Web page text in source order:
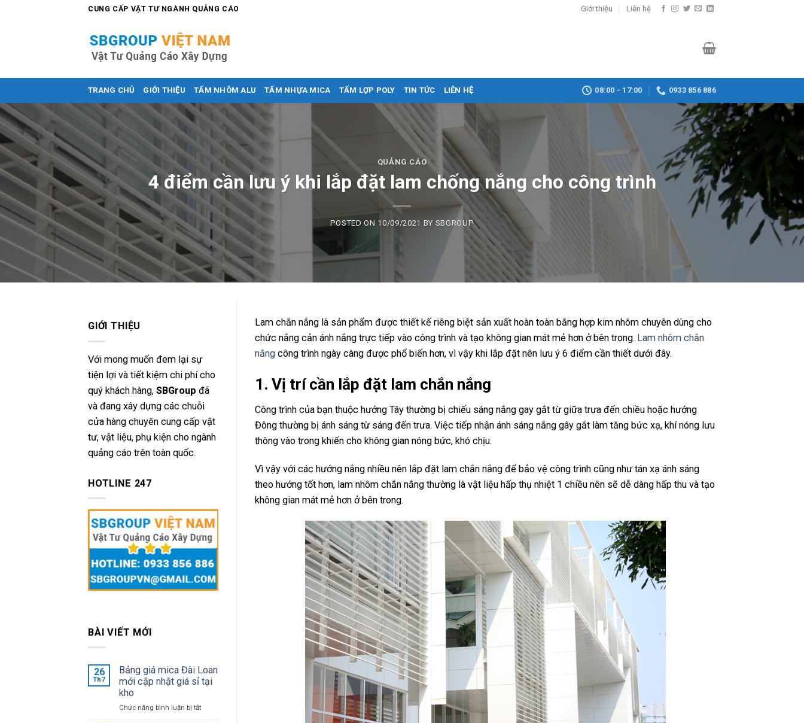
CUNG CẤP VẬT TƯ NGÀNH QUẢNG CÁO Giới thiệu Liên hệ
TRANG CHỦ GIỚI THIỆU TẤM NHÔM ALU TẤM NHỰA MICA TẤM LỢP POLY TIN TỨC LIÊN HỆ 08:00 - 17:00 0933 856 886
QUẢNG CÁO
4 điểm cần lưu ý khi lắp đặt lam chống nắng cho công trình
POSTED ON 10/09/2021 BY SBGROUP
GIỚI THIỆU
Với mong muốn đem lại sự
tiện lợi và tiết kiệm chi phí cho
quý khách hàng, SBGroup đã
và đang xây dựng các chuỗi
cửa hàng chuyên cung cấp vật
tư, vật liệu, phụ kiện cho ngành
quảng cáo trên toàn quốc.
HOTLINE 247
BÀI VIẾT MỚI
26
Th7
Bảng giá mica Đài Loan
mới cập nhật giá sỉ tại
kho
Chức năng bình luận bị tắtở
Lam chắn nắng là sản phẩm được thiết kế riêng biệt sản xuất hoàn toàn bằng hợp kim nhôm chuyên dùng cho
chức nắng cản ánh nắng trực tiếp vào công trình và tạo không gian mát mẻ hơn ở bên trong. Lam nhôm chắn
nắngcông trình ngày càng được phổ biến hơn, vì vậy khi lắp đặt nên lưu ý 6 điểm cần thiết dưới đây.
1. Vị trí cần lắp đặt lam chắn nắng
Công trình của bạn thuộc hướng Tây thường bị chiếu sáng nắng gay gắt từ giữa trưa đến chiều hoặc hướng
Đông thường bị ánh sáng từ sáng đến trưa. Việc tiếp nhận ánh sáng nắng gây gắt làm tăng bức xạ, khí nóng lưu
thông vào trong khiến cho không gian nóng bức, khó chịu.
Vì vậy với các hướng nắng nhiều nên lắp đặt lam chắn nắng để bảo vệ công trình cũng như tán xạ ánh sáng
theo hướng tốt hơn, lam nhôm chắn nắng thường là vật liệu hấp thụ nhiệt 1 chiều nên sẽ dễ dàng hấp thu và tạo
không gian mát mẻ hơn ở bên trong.